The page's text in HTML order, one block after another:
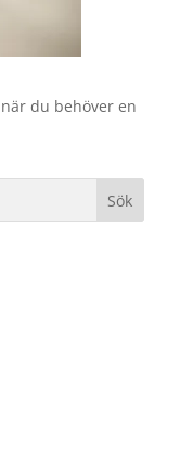
du behöver en